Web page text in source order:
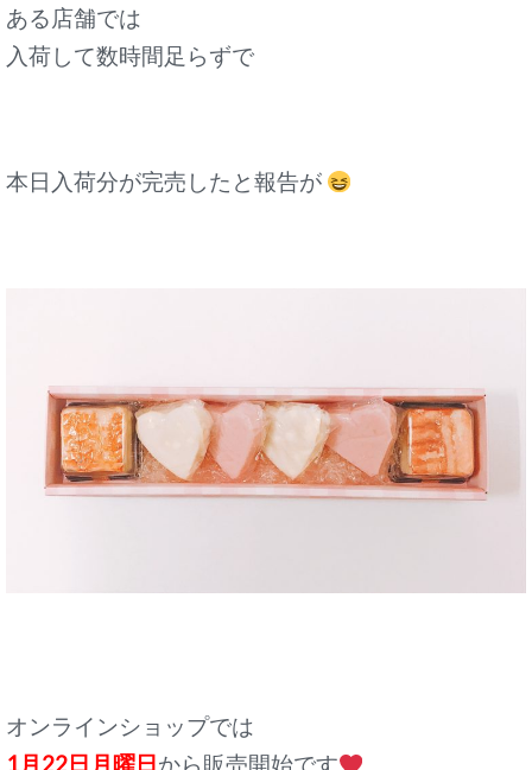
ある店舗では
入荷して数時間足らずで
本日入荷分が完売したと報告が
オンラインショップでは
1月22日月曜日 から販売開始です